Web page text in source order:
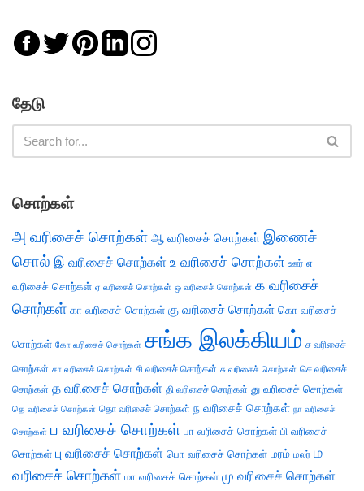
தேடு
சொற்கள்
அ வரிசைச் சொற்கள் ஆ வரிசைச் சொற்கள் இணைச்
சொல் இ வரிசைச் சொற்கள் உ வரிசைச் சொற்கள் ஊர் எ
வரிசைச் சொற்கள் ஏ வரிசைச் சொற்கள் ஒ வரிசைச் சொற்கள் க வரிசைச்
சொற்கள் கா வரிசைச் சொற்கள் கு வரிசைச் சொற்கள் கொ வரிசைச்
சொற்கள் கோ வரிசைச் சொற்கள் சங்க இலக்கியம் ச வரிசைச்
சொற்கள் சா வரிசைச் சொற்கள் சி வரிசைச் சொற்கள் சு வரிசைச் சொற்கள் செ வரிசைச்
சொற்கள் த வரிசைச் சொற்கள் தி வரிசைச் சொற்கள் து வரிசைச் சொற்கள்
தெ வரிசைச் சொற்கள் தொ வரிசைச் சொற்கள் ந வரிசைச் சொற்கள் நா வரிசைச்
சொற்கள் ப வரிசைச் சொற்கள் பா வரிசைச் சொற்கள் பி வரிசைச்
சொற்கள் பு வரிசைச் சொற்கள் பொ வரிசைச் சொற்கள் மரம் மலர் ம
வரிசைச் சொற்கள் மா வரிசைச் சொற்கள் மு வரிசைச் சொற்கள்